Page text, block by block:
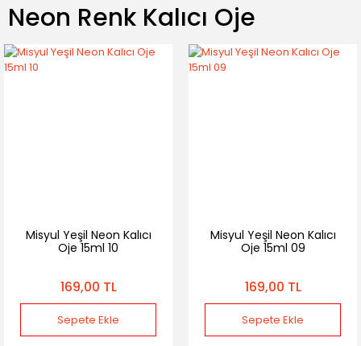
Neon Renk Kalıcı Oje
Misyul Yeşil Neon Kalıcı
Oje 15ml 10
169,00 TL
Sepete Ekle
Misyul Yeşil Neon Kalıcı
Oje 15ml 09
169,00 TL
Sepete Ekle